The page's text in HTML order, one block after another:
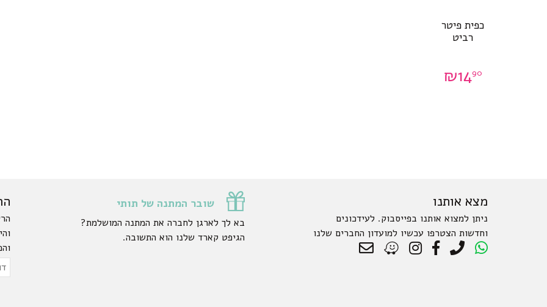
כפית פיטר
רביט
₪1490
מצא אותנו
ניתן למצוא אותנו בפייסבוק. לעידכונים
וחדשות הצטרפו עכשיו למועדון החברים שלנו
שובר המתנה של תותי
בא לך לארגן לחברה את המתנה המושלמת?
הגיפט קארד שלנו הוא התשובה.